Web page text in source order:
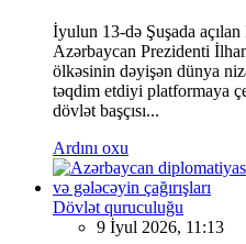
İyulun 13-də Şuşada
Azərbaycan Prezidenti
ölkəsinin dəyişən dünya
təqdim etdiyi platformaya
dövlət başçısı...
Ardını oxu
Dövlət quruculuğu
9 İyul 2026, 11:13